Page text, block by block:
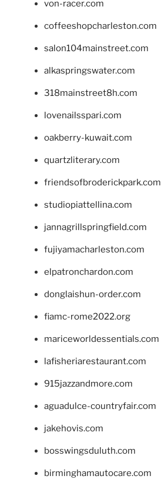
von-racer.com
coffeeshopcharleston.com
salon104mainstreet.com
alkaspringswater.com
318mainstreet8h.com
lovenailsspari.com
oakberry-kuwait.com
quartzliterary.com
friendsofbroderickpark.com
studiopiattellina.com
jannagrillspringfield.com
fujiyamacharleston.com
elpatronchardon.com
donglaishun-order.com
fiamc-rome2022.org
mariceworldessentials.com
lafisheriarestaurant.com
915jazzandmore.com
aguadulce-countryfair.com
jakehovis.com
bosswingsduluth.com
birminghamautocare.com